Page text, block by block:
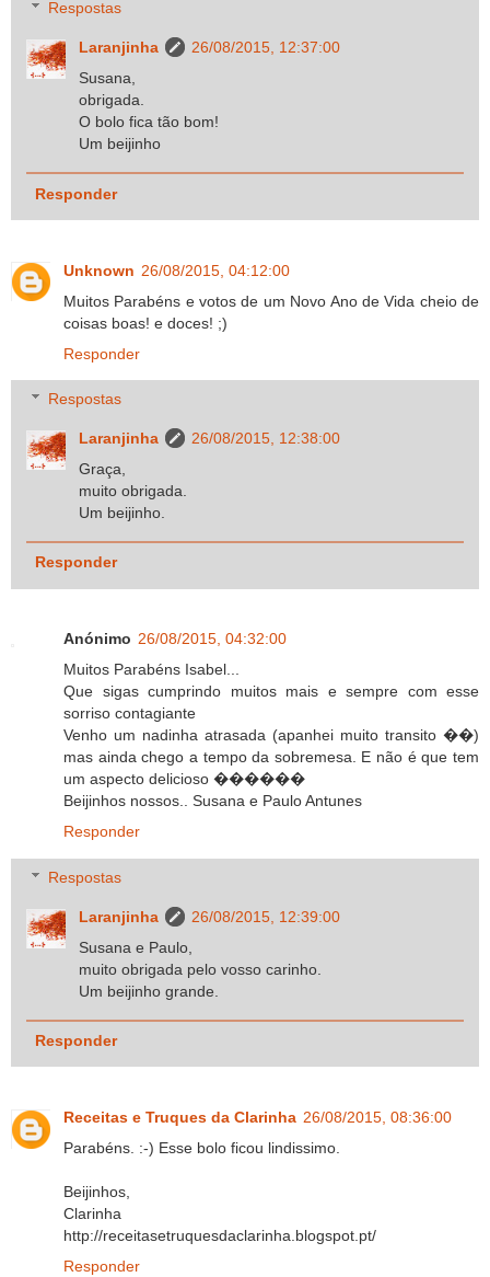
Respostas
Laranjinha
26/08/2015, 12:37:00
Susana,
obrigada.
O bolo fica tão bom!
Um beijinho
Responder
Unknown 26/08/2015, 04:12:00
Muitos Parabéns e votos de um Novo Ano de Vida cheio de
coisas boas! e doces! ;)
Responder
Respostas
Laranjinha
26/08/2015, 12:38:00
Graça,
muito obrigada.
Um beijinho.
Responder
Anónimo 26/08/2015, 04:32:00
Muitos Parabéns Isabel...
Que sigas cumprindo muitos mais e sempre com esse
sorriso contagiante
Venho um nadinha atrasada (apanhei muito transito ��)
mas ainda chego a tempo da sobremesa. E não é que tem
um aspecto delicioso ������
Beijinhos nossos.. Susana e Paulo Antunes
Responder
Respostas
Laranjinha
26/08/2015, 12:39:00
Susana e Paulo,
muito obrigada pelo vosso carinho.
Um beijinho grande.
Responder
Receitas e Truques da Clarinha 26/08/2015, 08:36:00
Parabéns. :-) Esse bolo ficou lindissimo.
Beijinhos,
Clarinha
http://receitasetruquesdaclarinha.blogspot.pt/
Responder